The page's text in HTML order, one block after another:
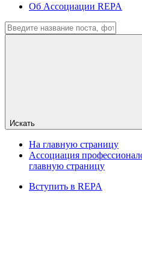
Об Ассоциации REPA
Искать
На главную страницу
Ассоциация
главную страницу
Вступить в REPA